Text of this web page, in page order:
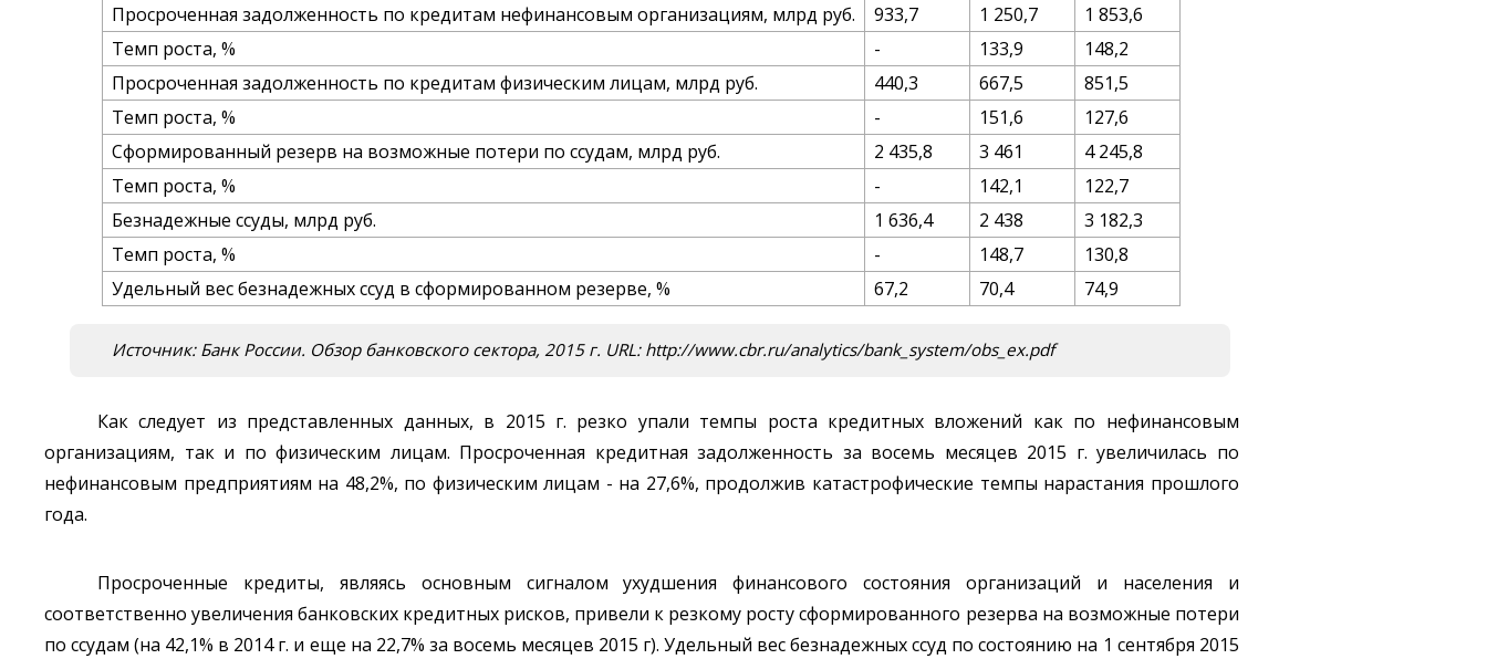
Просроченная задолженность по кредитам нефинансовым организациям, млрд руб.
933,7 1 250,7
1 853,6
Темп роста, %
- 133,9
148,2
Просроченная задолженность по кредитам физическим лицам, млрд руб.
440,3 667,5
851,5
Темп роста, %
- 151,6
127,6
Сформированный резерв на возможные потери по ссудам, млрд руб.
2 435,8 3 461
4 245,8
Темп роста, %
- 142,1
122,7
Безнадежные ссуды, млрд руб.
1 636,4 2 438
3 182,3
Темп роста, %
- 148,7
130,8
Удельный вес безнадежных ссуд в сформированном резерве, %
67,2 70,4 74,9
Источник: Банк России. Обзор банковского сектора, 2015 г. URL: http://www.cbr.ru/analytics/bank_system/obs_ex.pdf
Как следует из представленных данных, в 2015 г. резко упали темпы роста кредитных вложений как по нефинансовым
организациям, так и по физическим лицам. Просроченная кредитная задолженность за восемь месяцев 2015 г. увеличилась по
нефинансовым предприятиям на 48,2%, по физическим лицам - на 27,6%, продолжив катастрофические темпы нарастания прошлого
года.
Просроченные кредиты, являясь основным сигналом ухудшения финансового состояния организаций и населения и
соответственно увеличения банковских кредитных рисков, привели к резкому росту сформированного резерва на возможные потери
по ссудам (на 42,1% в 2014 г. и еще на 22,7% за восемь месяцев 2015 г). Удельный вес безнадежных ссуд по состоянию на 1 сентября 2015